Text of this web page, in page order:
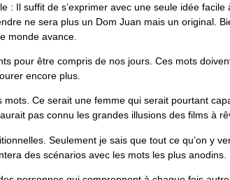
: Il suffit de s’exprimer avec une seule idée
ne sera plus un Dom Juan mais un original.
monde avance.
pour être compris de nos jours. Ces mots
encore plus.
Ce serait une femme qui serait pourtant
pas connu les grandes illusions des films à
Seulement je sais que tout ce qu’on y
des scénarios avec les mots les plus anodins.